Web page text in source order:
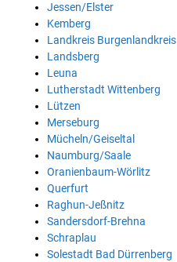
Jessen/Elster
Kemberg
Landkreis Burgenlandkreis
Landsberg
Leuna
Lutherstadt Wittenberg
Lützen
Merseburg
Mücheln/Geiseltal
Naumburg/Saale
Oranienbaum-Wörlitz
Querfurt
Raghun-Jeßnitz
Sandersdorf-Brehna
Schraplau
Solestadt Bad Dürrenberg